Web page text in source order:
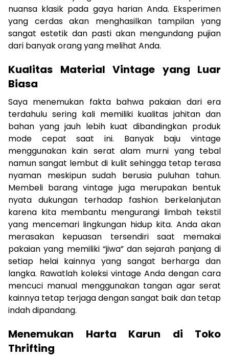
nuansa klasik pada gaya harian Anda. Eksperimen
yang cerdas akan menghasilkan tampilan yang
sangat estetik dan pasti akan mengundang pujian
dari banyak orang yang melihat Anda.
Kualitas Material Vintage yang Luar
Biasa
Saya menemukan fakta bahwa pakaian dari era
terdahulu sering kali memiliki kualitas jahitan dan
bahan yang jauh lebih kuat dibandingkan produk
mode cepat saat ini. Banyak baju vintage
menggunakan kain serat alam murni yang tebal
namun sangat lembut di kulit sehingga tetap terasa
nyaman meskipun sudah berusia puluhan tahun.
Membeli barang vintage juga merupakan bentuk
nyata dukungan terhadap fashion berkelanjutan
karena kita membantu mengurangi limbah tekstil
yang mencemari lingkungan hidup kita. Anda akan
merasakan kepuasan tersendiri saat memakai
pakaian yang memiliki “jiwa” dan sejarah panjang di
setiap helai kainnya yang sangat berharga dan
langka. Rawatlah koleksi vintage Anda dengan cara
mencuci manual menggunakan tangan agar serat
kainnya tetap terjaga dengan sangat baik dan tetap
indah dipandang.
Menemukan Harta Karun di Toko
Thrifting